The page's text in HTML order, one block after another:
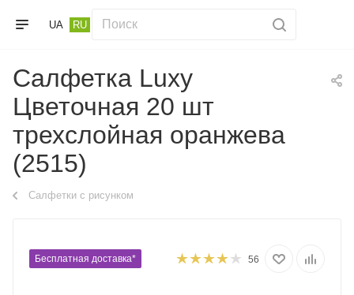
UA RU
Салфетка Luxy
Цветочная 20 шт
трехслойная оранжева
(2515)
Салфетки с рисунком
Бесплатная доставка* 56